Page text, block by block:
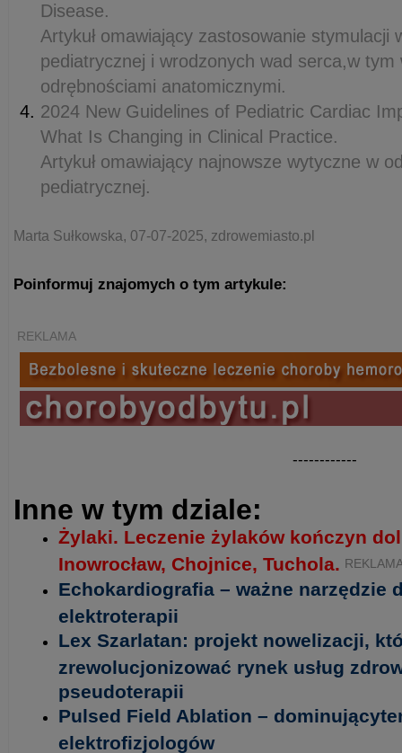
Disease.
Artykuł omawiający zastosowanie stymulacji
pediatrycznej i wrodzonych wad serca,w tym
odrębnościami anatomicznymi.
2024 New Guidelines of Pediatric Cardiac
What Is Changing in Clinical Practice.
Artykuł omawiający najnowsze wytyczne w
pediatrycznej.
Marta Sułkowska, 07-07-2025, zdrowemiasto.pl
Poinformuj znajomych o tym artykule:
REKLAMA
------------
Inne w tym dziale:
Żylaki. Leczenie żylaków kończyn
Inowrocław, Chojnice, Tuchola.
Echokardiografia – ważne narzędzie
elektroterapii
Lex Szarlatan: projekt nowelizacji,
zrewolucjonizować rynek usług
pseudoterapii
Pulsed Field Ablation –
elektrofizjologów